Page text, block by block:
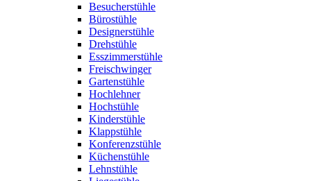
Besucherstühle
Bürostühle
Designerstühle
Drehstühle
Esszimmerstühle
Freischwinger
Gartenstühle
Hochlehner
Hochstühle
Kinderstühle
Klappstühle
Konferenzstühle
Küchenstühle
Lehnstühle